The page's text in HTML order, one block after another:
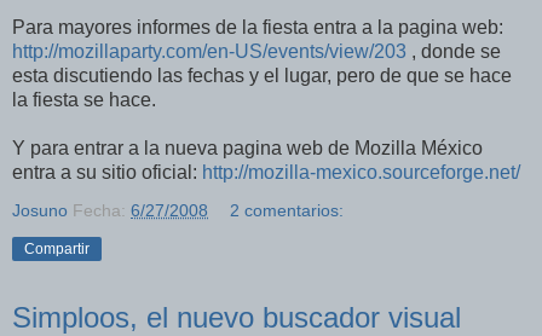
Para mayores informes de la fiesta entra a la pagina web:
http://mozillaparty.com/en-US/events/view/203 , donde se
esta discutiendo las fechas y el lugar, pero de que se hace
la fiesta se hace.
Y para entrar a la nueva pagina web de Mozilla México
entra a su sitio oficial: http://mozilla-mexico.sourceforge.net/
Josuno Fecha: 6/27/2008 2 comentarios:
Compartir
Simploos, el nuevo buscador visual